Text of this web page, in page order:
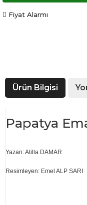
Fiyat Alarmı
Ürün Bilgisi
Papatya
Yazan: Atilla DAMAR
Resimleyen: Emel ALP SARI